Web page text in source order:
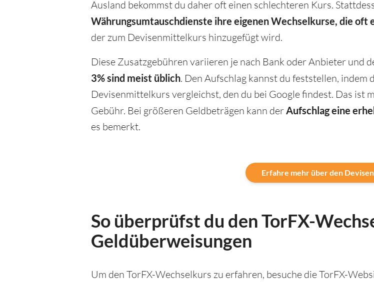
Ausland bekommst du daher oft einen schlechteren Kurs.
Währungsumtauschdienste ihre eigenen Wechselkurse, die oft
der zum Devisenmittelkurs hinzugefügt wird.
Diese Zusatzgebühren variieren je nach Bank oder Anbieter und
3% sind meist üblich. Den Aufschlag kannst du feststellen, indem
Devisenmittelkurs vergleichst, den du bei Google findest. Das ist
Gebühr. Bei größeren Geldbeträgen kann derAufschlag eine
es bemerkt.
Erfahre mehr über den
So überprüfst du den TorFX-
Geldüberweisungen
Um den TorFX-Wechselkurs zu erfahren, besuche die TorFX-